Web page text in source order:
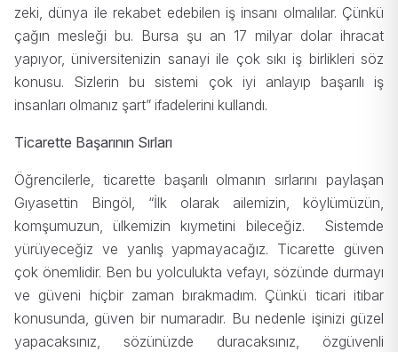
zeki, dünya ile rekabet edebilen iş insanı olmalılar. Çünkü
çağın mesleği bu. Bursa şu an 17 milyar dolar ihracat
yapıyor, üniversitenizin sanayi ile çok sıkı iş birlikleri söz
konusu. Sizlerin bu sistemi çok iyi anlayıp başarılı iş
insanları olmanız şart” ifadelerini kullandı.
Ticarette Başarının Sırları
Öğrencilerle, ticarette başarılı olmanın sırlarını paylaşan
Gıyasettin Bingöl, “İlk olarak ailemizin, köylümüzün,
komşumuzun, ülkemizin kıymetini bileceğiz. Sistemde
yürüyeceğiz ve yanlış yapmayacağız. Ticarette güven
çok önemlidir. Ben bu yolculukta vefayı, sözünde durmayı
ve güveni hiçbir zaman bırakmadım. Çünkü ticari itibar
konusunda, güven bir numaradır. Bu nedenle işinizi güzel
yapacaksınız, sözünüzde duracaksınız, özgüvenli